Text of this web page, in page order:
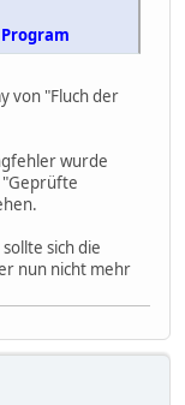
von "Fluch der
wurde
"Geprüfte
sich die
nun nicht mehr